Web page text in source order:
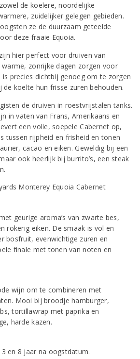
de koelere, noordelijke
zuidelijker gelegen gebieden.
ze de duurzaam geteelde
deze fraaie Equoia.
hier perfect voor druiven van
zonrijke dagen zorgen voor
precies dichtbij genoeg om te zorgen
de koelte hun frisse zuren behouden.
de druiven in roestvrijstalen tanks.
in vaten van Frans, Amerikaans en
een volle, soepele Cabernet op,
tussen rijpheid en frisheid en tonen
cacao en eiken. Geweldig bij een
ook heerlijk bij burrito’s, een steak
geurige aroma’s van zwarte bes,
rokerig eiken. De smaak is vol en
bosfruit, evenwichtige zuren en
finale met tonen van noten en
wijn om te combineren met
Mooi bij broodje hamburger,
tortillawrap met paprika en
harde kazen.
en 8 jaar na oogstdatum.